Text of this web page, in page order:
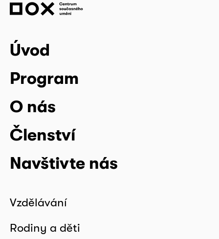
Úvod
Program
O nás
Členství
Navštivte nás
Vzdělávání
Rodiny a děti